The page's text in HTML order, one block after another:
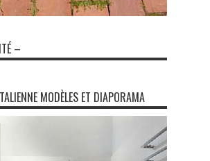
–
MODÈLES ET DIAPORAMA